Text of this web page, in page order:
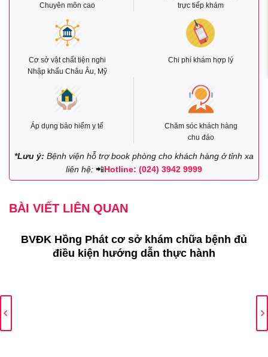
Chuyên môn cao
trực tiếp khám
Cơ sở vật chất tiện nghi
Nhập khẩu Châu Âu, Mỹ
Chi phí khám hợp lý
Áp dụng bảo hiểm y tế
Chăm sóc khách hàng
chu đáo
*Lưu ý: Bệnh viện hỗ trợ book phòng cho khách hàng ở tỉnh xa
liên hệ: 📲Hotline: (024) 3942 9999
BÀI VIẾT LIÊN QUAN
BVĐK Hồng Phát cơ sở khám chữa bệnh đủ
điều kiện hướng dẫn thực hành